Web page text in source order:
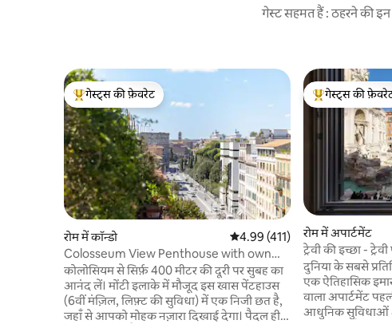
गेस्ट सहमत हैं : ठहरने की
गेस्ट्स का टॉप फ़ेवरेट
गेस्ट्स की फ़ेवरेट
रोम में कॉन्डो औसत रेटिंग 5 में से 4.99, 411
4.99 (411)
Colosseum View Penthouse with own
Terrace - Monti
कोलोसियम से सिर्फ़ 400 मीटर की दूरी पर सुबह का
आनंद लें। मोंटी इलाके में मौजूद इस खास पेंटहाउस
(6वीं मंज़िल, लिफ़्ट की सुविधा) में एक निजी छत है,
जहाँ से आपको मोहक नज़ारा दिखाई देगा। पैदल ही
गेस्ट्स का टॉप
गेस्ट्स की
रोम में अपार्टमेंट
ट्रेवी की इच्छा -
दुनिया के सबसे
एक ऐतिहासिक
वाला अपार्टमेंट
आधुनिक सुविधाओं